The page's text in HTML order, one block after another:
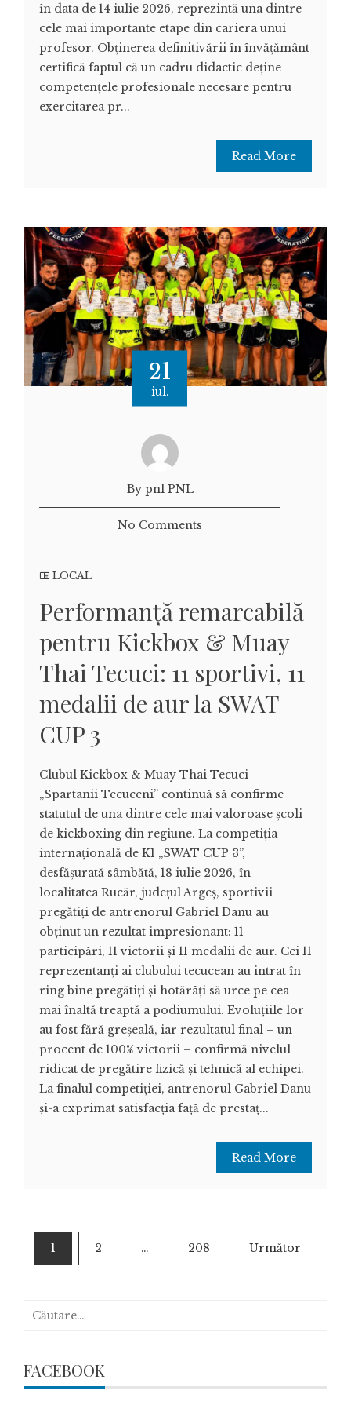
în data de 14 iulie 2026, reprezintă una dintre
cele mai importante etape din cariera unui
profesor. Obținerea definitivării în învățământ
certifică faptul că un cadru didactic deține
competențele profesionale necesare pentru
exercitarea pr...
Read More
21
iul.
By pnl PNL
No Comments
LOCAL
Performanță remarcabilă
pentru Kickbox & Muay
Thai Tecuci: 11 sportivi, 11
medalii de aur la SWAT
CUP 3
Clubul Kickbox & Muay Thai Tecuci –
„Spartanii Tecuceni” continuă să confirme
statutul de una dintre cele mai valoroase școli
de kickboxing din regiune. La competiția
internațională de K1 „SWAT CUP 3”,
desfășurată sâmbătă, 18 iulie 2026, în
localitatea Rucăr, județul Argeș, sportivii
pregătiți de antrenorul Gabriel Danu au
obținut un rezultat impresionant: 11
participări, 11 victorii și 11 medalii de aur. Cei 11
reprezentanți ai clubului tecucean au intrat în
ring bine pregătiți și hotărâți să urce pe cea
mai înaltă treaptă a podiumului. Evoluțiile lor
au fost fără greșeală, iar rezultatul final – un
procent de 100% victorii – confirmă nivelul
ridicat de pregătire fizică și tehnică al echipei.
La finalul competiției, antrenorul Gabriel Danu
și-a exprimat satisfacția față de prestaț...
Read More
Paginație
articole
1 2 … 208 Următor
Caută
FACEBOOK